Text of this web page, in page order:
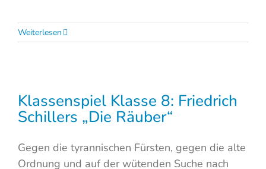
Weiterlesen
Klassenspiel Klasse 8: Friedrich
Schillers „Die Räuber“
Gegen die tyrannischen Fürsten, gegen die alte
Ordnung und auf der wütenden Suche nach